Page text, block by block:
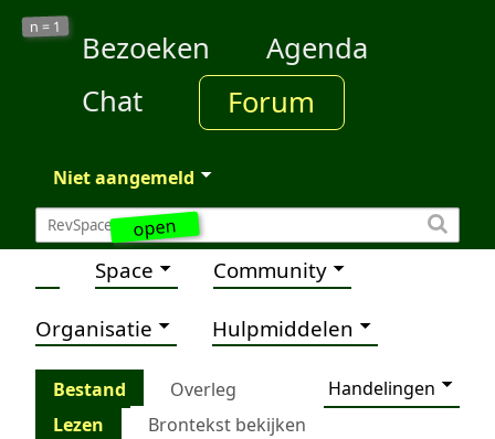
open
n = 1
Bezoeken
Agenda
Chat
Forum
Niet aangemeld
Space Community
Organisatie Hulpmiddelen
Bestand Overleg
Handelingen
Lezen
Brontekst bekijken